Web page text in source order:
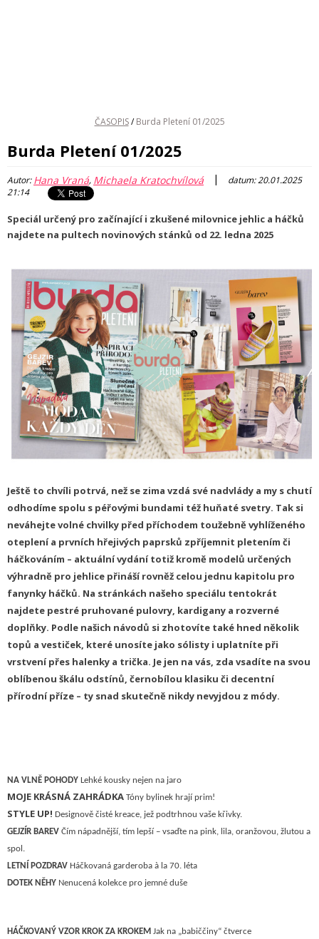
ČASOPIS / Burda Pletení 01/2025
Burda Pletení 01/2025
Autor:Hana Vraná, Michaela Kratochvílová |
datum: 20.01.2025
21:14
Speciál určený pro začínající i zkušené milovnice jehlic a háčků
najdete na pultech novinových stánků od 22. ledna 2025
Ještě to chvíli potrvá, než se zima vzdá své nadvlády a my s chutí
odhodíme spolu s péřovými bundami též huňaté svetry. Tak si
neváhejte volné chvilky před příchodem toužebně vyhlíženého
oteplení a prvních hřejivých paprsků zpříjemnit pletením či
háčkováním – aktuální vydání totiž kromě modelů určených
výhradně pro jehlice přináší rovněž celou jednu kapitolu pro
fanynky háčků. Na stránkách našeho speciálu tentokrát
najdete pestré pruhované pulovry, kardigany a rozverné
doplňky. Podle našich návodů si zhotovíte také hned několik
topů a vestiček, které unosíte jako sólisty i uplatníte při
vrstvení přes halenky a trička. Je jen na vás, zda vsadíte na svou
oblíbenou škálu odstínů, černobílou klasiku či decentní
přírodní příze – ty snad skutečně nikdy nevyjdou z módy.
NA VLNĚ POHODY Lehké kousky nejen na jaro
MOJE KRÁSNÁ ZAHRÁDKA Tóny bylinek hrají prim!
STYLE UP! Designově čisté kreace, jež podtrhnou vaše křivky.
GEJZÍR BAREV Čím nápadnější, tím lepší – vsaďte na pink, lila, oranžovou, žlutou a
spol.
LETNÍ POZDRAV Háč kovaná garderoba à la 70. léta
DOTEK NĚHY Nenucená kolekce pro jemné duše
HÁČKOVANÝ VZOR KROK ZA KROKEM Jak na „babiččiny“ čtverce